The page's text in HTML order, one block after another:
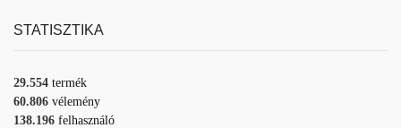
STATISZTIKA
29.554 termék
60.806 vélemény
138.196 felhasználó